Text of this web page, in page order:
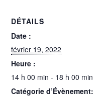
DÉTAILS
Date :
février 19, 2022
Heure :
14 h 00 min - 18 h 00 min
Catégorie d’Évènement: